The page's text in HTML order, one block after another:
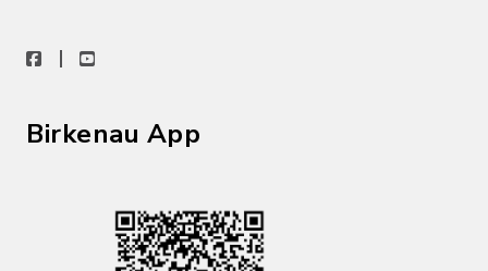
facebookyoutube
Birkenau App